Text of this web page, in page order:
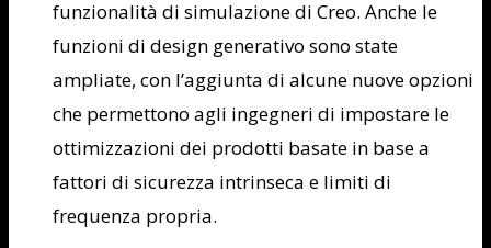
funzionalità di simulazione di Creo. Anche le
funzioni di design generativo sono state
ampliate, con l’aggiunta di alcune nuove opzioni
che permettono agli ingegneri di impostare le
ottimizzazioni dei prodotti basate in base a
fattori di sicurezza intrinseca e limiti di
frequenza propria.